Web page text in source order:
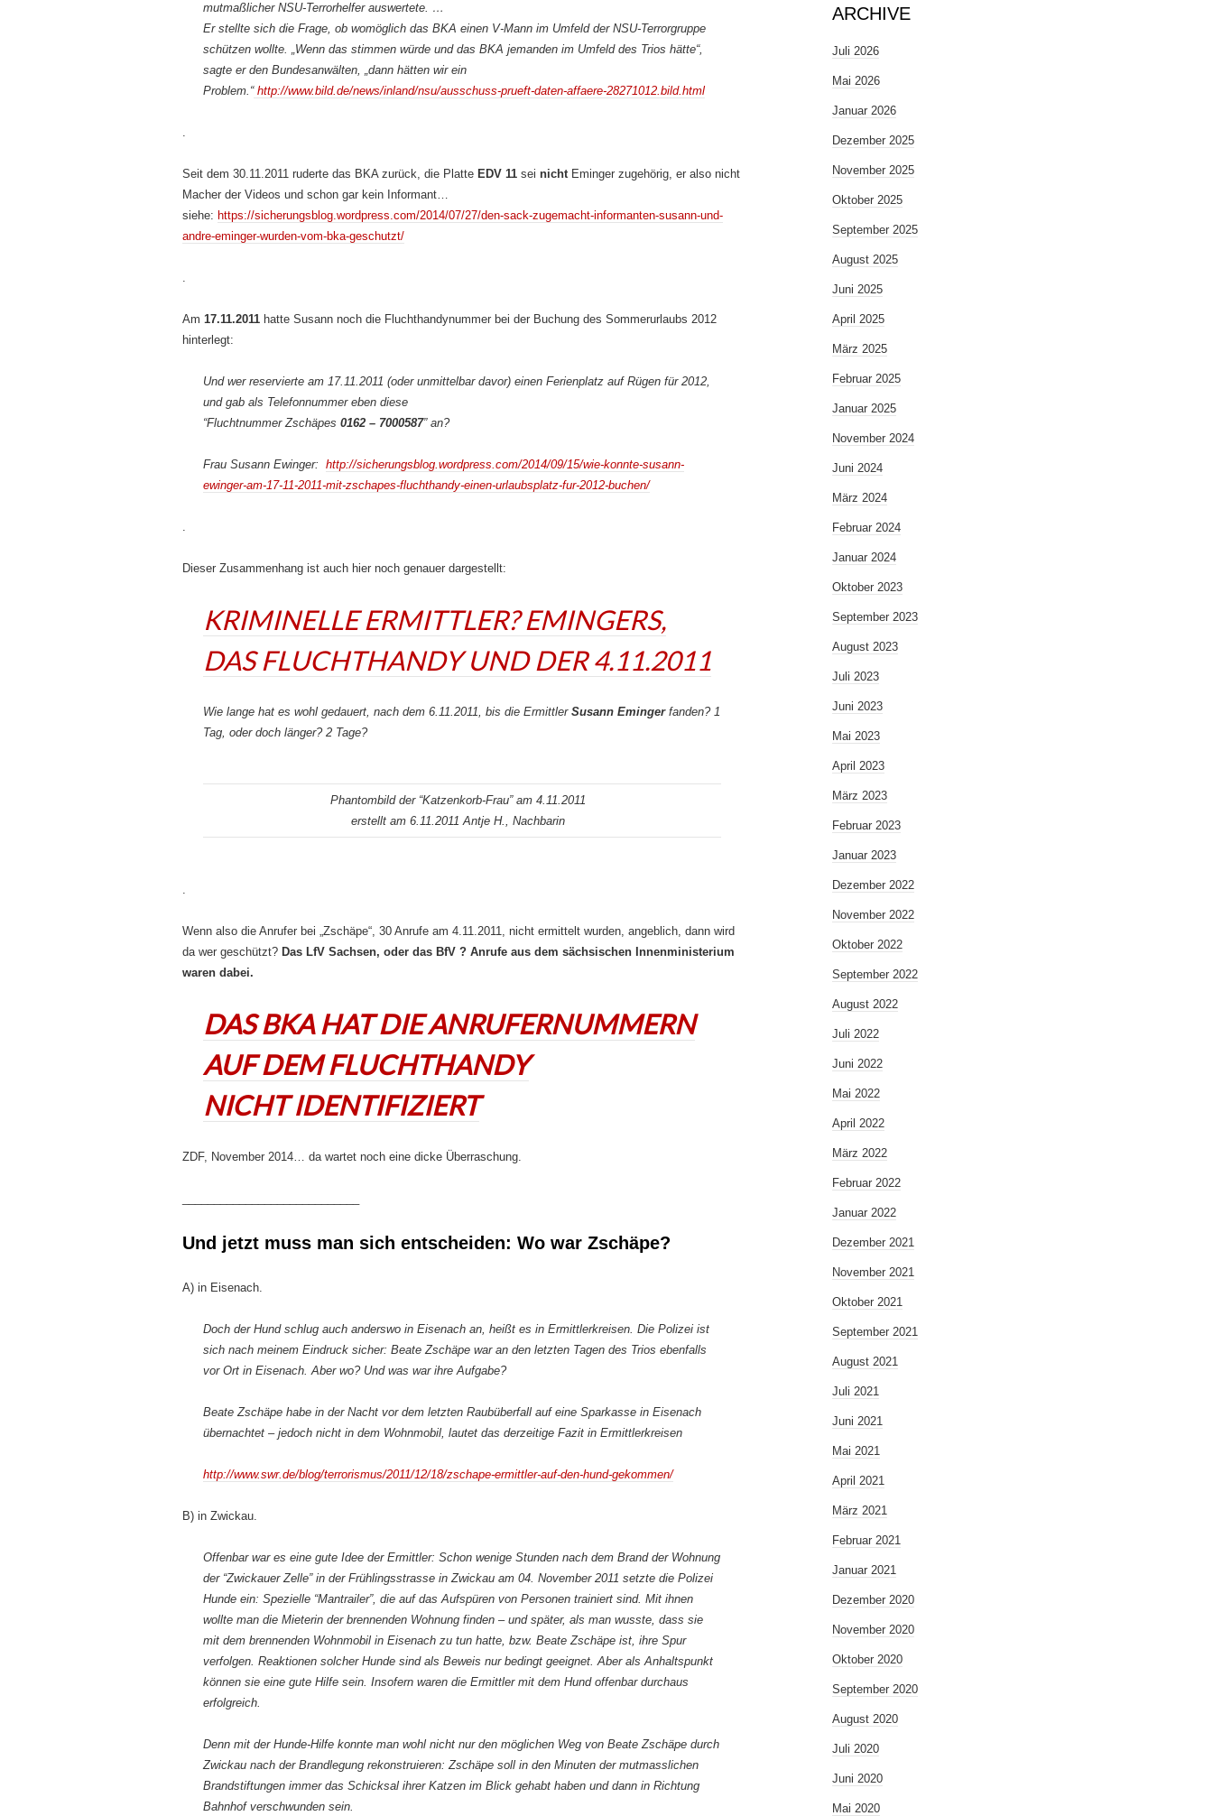
mutmaßlicher NSU-Terrorhelfer auswertete. …
Er stellte sich die Frage, ob womöglich das BKA einen V-Mann im Umfeld der NSU-Terrorgruppe
schützen wollte. „Wenn das stimmen würde und das BKA jemanden im Umfeld des Trios hätte“,
sagte er den Bundesanwälten, „dann hätten wir ein
Problem.“ http://www.bild.de/news/inland/nsu/ausschuss-prueft-daten-affaere-28271012.bild.html
.
Seit dem 30.11.2011 ruderte das BKA zurück, die Platte EDV 11 sei nichtEminger zugehörig, er also nicht
Macher der Videos und schon gar kein Informant…
siehe: https://sicherungsblog.wordpress.com/2014/07/27/den-sack-zugemacht-informanten-susann-und-
andre-eminger-wurden-vom-bka-geschutzt/
.
Am 17.11.2011 hatte Susann noch die Fluchthandynummer bei der Buchung des Sommerurlaubs 2012
hinterlegt:
Und wer reservierte am 17.11.2011 (oder unmittelbar davor) einen Ferienplatz auf Rügen für 2012,
und gab als Telefonnummer eben diese
“Fluchtnummer Zschäpes 0162 – 7000587” an?
Frau Susann Ewinger: http://sicherungsblog.wordpress.com/2014/09/15/wie-konnte-susann-
ewinger-am-17-11-2011-mit-zschapes-fluchthandy-einen-urlaubsplatz-fur-2012-buchen/
.
Dieser Zusammenhang ist auch hier noch genauer dargestellt:
KRIMINELLE ERMITTLER? EMINGERS,
DAS FLUCHTHANDY UND DER 4.11.2011
Wie lange hat es wohl gedauert, nach dem 6.11.2011, bis die Ermittler Susann Emingerfanden? 1
Tag, oder doch länger? 2 Tage?
Phantombild der “Katzenkorb-Frau” am 4.11.2011
erstellt am 6.11.2011 Antje H., Nachbarin
.
Wenn also die Anrufer bei „Zschäpe“, 30 Anrufe am 4.11.2011, nicht ermittelt wurden, angeblich, dann wird
da wer geschützt? Das LfV Sachsen, oder das BfV ? Anrufe aus dem sächsischen Innenministerium
waren dabei.
DAS BKA HAT DIE ANRUFERNUMMERN
AUF DEM FLUCHTHANDY
NICHT IDENTIFIZIERT
ZDF, November 2014… da wartet noch eine dicke Überraschung.
Und jetzt muss man sich entscheiden: Wo war Zschäpe?
A) in Eisenach.
Doch der Hund schlug auch anderswo in Eisenach an, heißt es in Ermittlerkreisen. Die Polizei ist
sich nach meinem Eindruck sicher: Beate Zschäpe war an den letzten Tagen des Trios ebenfalls
vor Ort in Eisenach. Aber wo? Und was war ihre Aufgabe?
Beate Zschäpe habe in der Nacht vor dem letzten Raubüberfall auf eine Sparkasse in Eisenach
übernachtet – jedoch nicht in dem Wohnmobil, lautet das derzeitige Fazit in Ermittlerkreisen
http://www.swr.de/blog/terrorismus/2011/12/18/zschape-ermittler-auf-den-hund-gekommen/
B) in Zwickau.
Offenbar war es eine gute Idee der Ermittler: Schon wenige Stunden nach dem Brand der Wohnung
der “Zwickauer Zelle” in der Frühlingsstrasse in Zwickau am 04. November 2011 setzte die Polizei
Hunde ein: Spezielle “Mantrailer”, die auf das Aufspüren von Personen trainiert sind. Mit ihnen
wollte man die Mieterin der brennenden Wohnung finden – und später, als man wusste, dass sie
mit dem brennenden Wohnmobil in Eisenach zu tun hatte, bzw. Beate Zschäpe ist, ihre Spur
verfolgen. Reaktionen solcher Hunde sind als Beweis nur bedingt geeignet. Aber als Anhaltspunkt
können sie eine gute Hilfe sein. Insofern waren die Ermittler mit dem Hund offenbar durchaus
erfolgreich.
Denn mit der Hunde-Hilfe konnte man wohl nicht nur den möglichen Weg von Beate Zschäpe durch
Zwickau nach der Brandlegung rekonstruieren: Zschäpe soll in den Minuten der mutmasslichen
Brandstiftungen immer das Schicksal ihrer Katzen im Blick gehabt haben und dann in Richtung
Bahnhof verschwunden sein.
ARCHIVE
Juli 2026
Mai 2026
Januar 2026
Dezember 2025
November 2025
Oktober 2025
September 2025
August 2025
Juni 2025
April 2025
März 2025
Februar 2025
Januar 2025
November 2024
Juni 2024
März 2024
Februar 2024
Januar 2024
Oktober 2023
September 2023
August 2023
Juli 2023
Juni 2023
Mai 2023
April 2023
März 2023
Februar 2023
Januar 2023
Dezember 2022
November 2022
Oktober 2022
September 2022
August 2022
Juli 2022
Juni 2022
Mai 2022
April 2022
März 2022
Februar 2022
Januar 2022
Dezember 2021
November 2021
Oktober 2021
September 2021
August 2021
Juli 2021
Juni 2021
Mai 2021
April 2021
März 2021
Februar 2021
Januar 2021
Dezember 2020
November 2020
Oktober 2020
September 2020
August 2020
Juli 2020
Juni 2020
Mai 2020